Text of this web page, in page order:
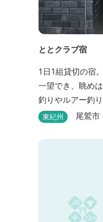
ととクラブ宿
1日1組貸切の宿
一望でき、眺め
釣りやルアー釣
東紀州 尾鷲市